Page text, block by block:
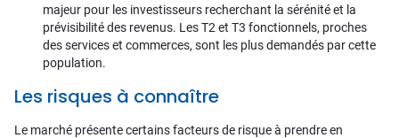
majeur pour les investisseurs recherchant la sérénité et la
prévisibilité des revenus. Les T2 et T3 fonctionnels, proches
des services et commerces, sont les plus demandés par cette
population.
Les risques à connaître
Le marché présente certains facteurs de risque à prendre en